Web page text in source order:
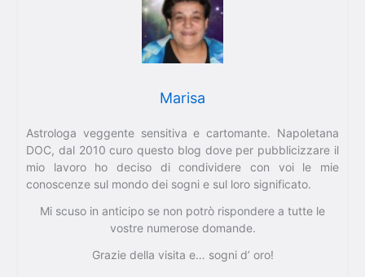
Marisa
Astrologa veggente sensitiva e cartomante. Napoletana
DOC, dal 2010 curo questo blog dove per pubblicizzare il
mio lavoro ho deciso di condividere con voi le mie
conoscenze sul mondo dei sogni e sul loro significato.
Mi scuso in anticipo se non potrò rispondere a tutte le
vostre numerose domande.
Grazie della visita e… sogni d’ oro!